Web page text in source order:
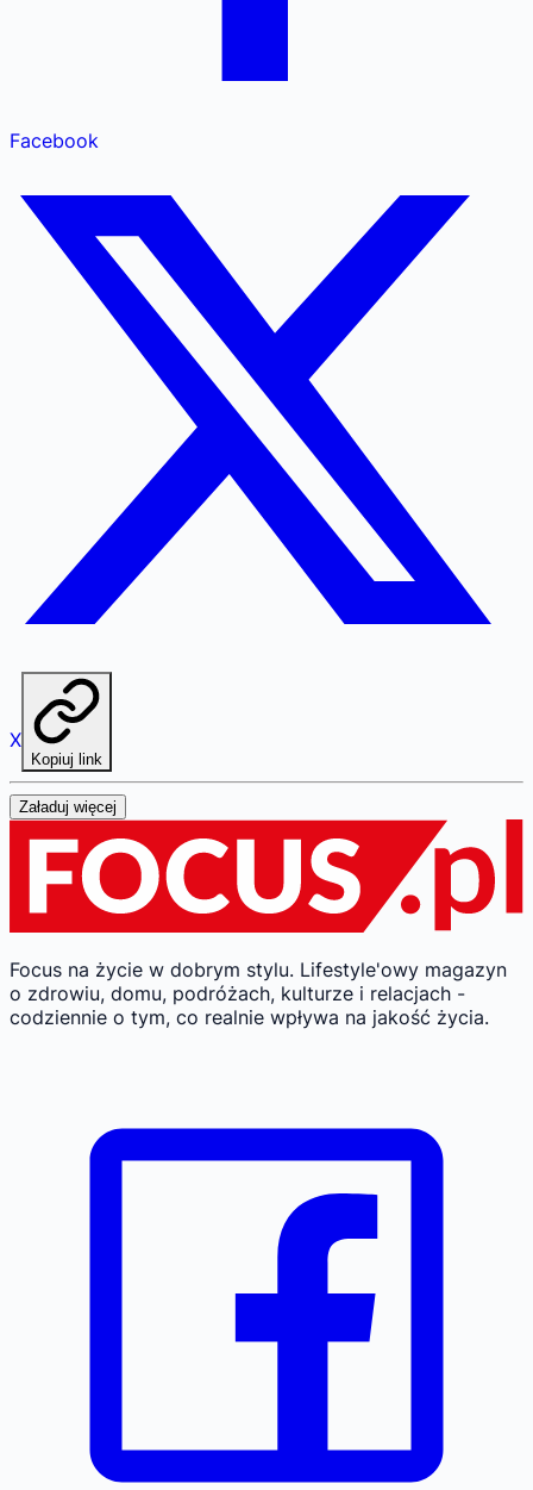
Facebook
X
Kopiuj link
Załaduj więcej
Focus na życie w dobrym stylu. Lifestyle'owy magazyn
o zdrowiu, domu, podróżach, kulturze i relacjach -
codziennie o tym, co realnie wpływa na jakość życia.